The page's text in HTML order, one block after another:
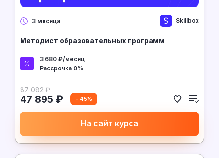
3 месяца Skillbox
Методист образовательных программ
3 680 ₽/месяц
Рассрочка 0%
87 082 ₽
47 895 ₽ - 45%
На сайт курса